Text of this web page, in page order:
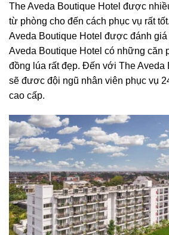
The Aveda Boutique Hotel được
từ phòng cho đến cách phục vụ rất
Aveda Boutique Hotel được đánh
Aveda Boutique Hotel có những căn
đồng lúa rất đẹp. Đến với The Aveda
sẽ đươc đội ngũ nhân viên phục vụ
cao cấp.